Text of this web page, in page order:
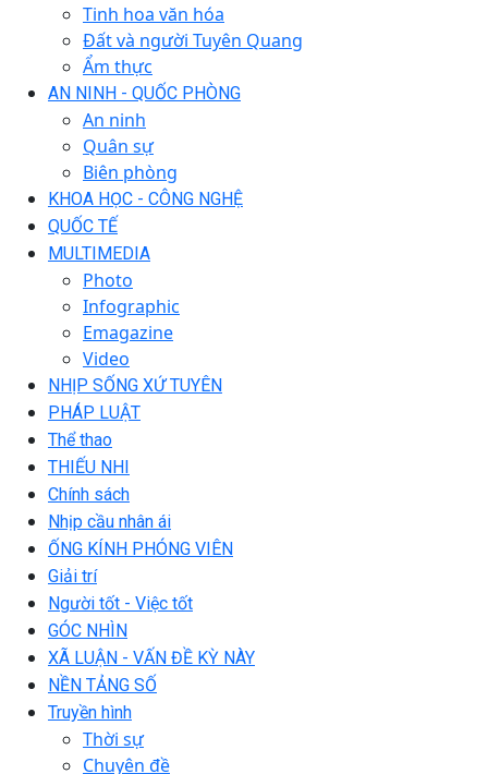
Tinh hoa văn hóa
Đất và người Tuyên Quang
Ẩm thực
AN NINH - QUỐC PHÒNG
An ninh
Quân sự
Biên phòng
KHOA HỌC - CÔNG NGHỆ
QUỐC TẾ
MULTIMEDIA
Photo
Infographic
Emagazine
Video
NHỊP SỐNG XỨ TUYÊN
PHÁP LUẬT
Thể thao
THIẾU NHI
Chính sách
Nhịp cầu nhân ái
ỐNG KÍNH PHÓNG VIÊN
Giải trí
Người tốt - Việc tốt
GÓC NHÌN
XÃ LUẬN - VẤN ĐỀ KỲ NÀY
NỀN TẢNG SỐ
Truyền hình
Thời sự
Chuyên đề